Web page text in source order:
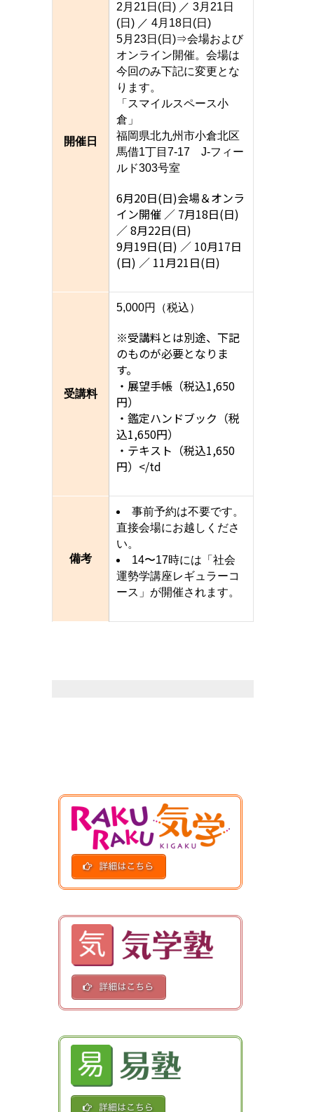
開催日
2月21日(日) ／ 3月21日
(日) ／ 4月18日(日)
5月23日(日)⇒会場および
オンライン開催。会場は
今回のみ下記に変更とな
ります。
「スマイルスペース小
倉」
福岡県北九州市小倉北区
馬借1丁目7-17 J-フィー
ルド303号室
6月20日(日)会場＆オンラ
イン開催 ／ 7月18日(日)
／ 8月22日(日)
9月19日(日) ／ 10月17日
(日) ／ 11月21日(日)
受講料
5,000円（税込）
※受講料とは別途、下記
のものが必要となりま
す。
・展望手帳（税込1,650
円）
・鑑定ハンドブック（税
込1,650円）
・テキスト（税込1,650
円）</td
備考
事前予約は不要です。
直接会場にお越しくださ
い。
14〜17時には「社会
運勢学講座レギュラーコ
ース」が開催されます。